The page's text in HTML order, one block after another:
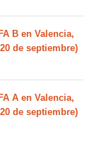
B en Valencia,
de septiembre)
A en Valencia,
de septiembre)